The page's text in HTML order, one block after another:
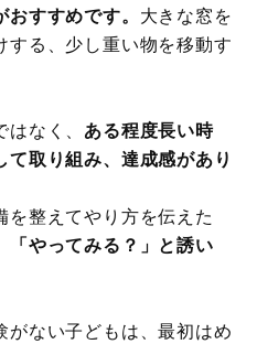
すすめです。 大きな窓を
る、少し重い物を移動す
なく、 ある程度長い時
取り組み、達成感があり
整えてやり方を伝えた
「やってみる？」と誘い
ない子どもは、最初はめ